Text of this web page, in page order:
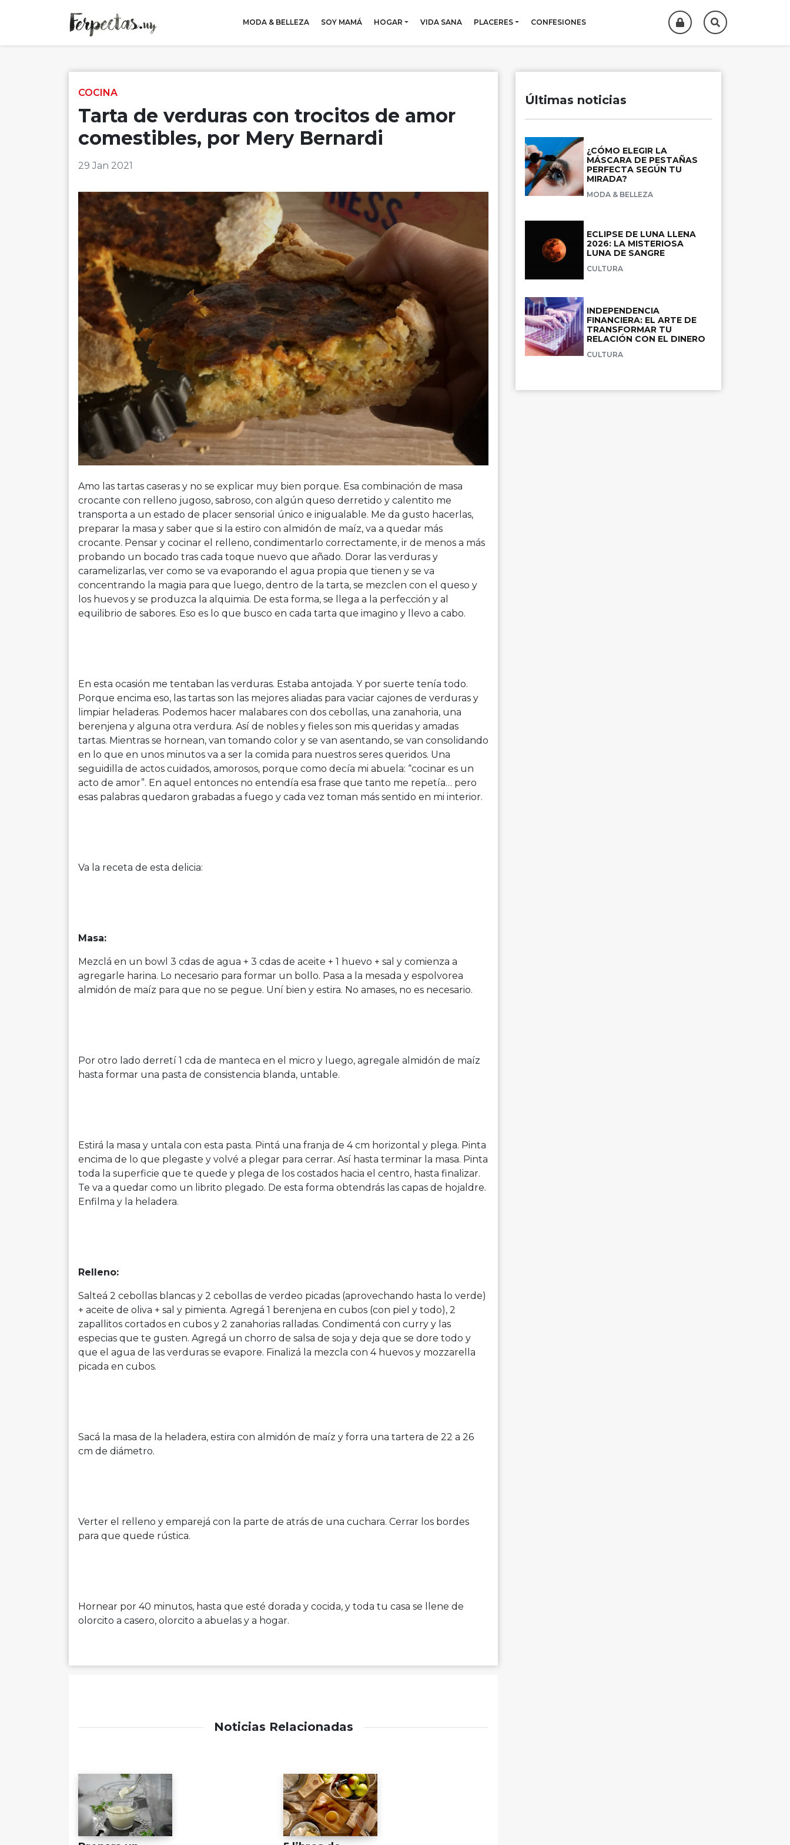
MODA & BELLEZA SOY MAMÁ HOGAR VIDA SANA PLACERES CONFESIONES
COCINA
Tarta de verduras con trocitos de amor
comestibles, por Mery Bernardi
29 Jan 2021
Amo las tartas caseras y no se explicar muy bien porque. Esa combinación de masa
crocante con relleno jugoso, sabroso, con algún queso derretido y calentito me
transporta a un estado de placer sensorial único e inigualable. Me da gusto hacerlas,
preparar la masa y saber que si la estiro con almidón de maíz, va a quedar más
crocante. Pensar y cocinar el relleno, condimentarlo correctamente, ir de menos a más
probando un bocado tras cada toque nuevo que añado. Dorar las verduras y
caramelizarlas, ver como se va evaporando el agua propia que tienen y se va
concentrando la magia para que luego, dentro de la tarta, se mezclen con el queso y
los huevos y se produzca la alquimia. De esta forma, se llega a la perfección y al
equilibrio de sabores. Eso es lo que busco en cada tarta que imagino y llevo a cabo.
En esta ocasión me tentaban las verduras. Estaba antojada. Y por suerte tenía todo.
Porque encima eso, las tartas son las mejores aliadas para vaciar cajones de verduras y
limpiar heladeras. Podemos hacer malabares con dos cebollas, una zanahoria, una
berenjena y alguna otra verdura. Así de nobles y fieles son mis queridas y amadas
tartas. Mientras se hornean, van tomando color y se van asentando, se van consolidando
en lo que en unos minutos va a ser la comida para nuestros seres queridos. Una
seguidilla de actos cuidados, amorosos, porque como decía mi abuela: “cocinar es un
acto de amor”. En aquel entonces no entendía esa frase que tanto me repetía… pero
esas palabras quedaron grabadas a fuego y cada vez toman más sentido en mi interior.
Va la receta de esta delicia:
Masa:
Mezclá en un bowl 3 cdas de agua + 3 cdas de aceite + 1 huevo + sal y comienza a
agregarle harina. Lo necesario para formar un bollo. Pasa a la mesada y espolvorea
almidón de maíz para que no se pegue. Uní bien y estira. No amases, no es necesario.
Por otro lado derretí 1 cda de manteca en el micro y luego, agregale almidón de maíz
hasta formar una pasta de consistencia blanda, untable.
Estirá la masa y untala con esta pasta. Pintá una franja de 4 cm horizontal y plega. Pinta
encima de lo que plegaste y volvé a plegar para cerrar. Así hasta terminar la masa. Pinta
toda la superficie que te quede y plega de los costados hacia el centro, hasta finalizar.
Te va a quedar como un librito plegado. De esta forma obtendrás las capas de hojaldre.
Enfilma y la heladera.
Relleno:
Salteá 2 cebollas blancas y 2 cebollas de verdeo picadas (aprovechando hasta lo verde)
+ aceite de oliva + sal y pimienta. Agregá 1 berenjena en cubos (con piel y todo), 2
zapallitos cortados en cubos y 2 zanahorias ralladas. Condimentá con curry y las
especias que te gusten. Agregá un chorro de salsa de soja y deja que se dore todo y
que el agua de las verduras se evapore. Finalizá la mezcla con 4 huevos y mozzarella
picada en cubos.
Sacá la masa de la heladera, estira con almidón de maíz y forra una tartera de 22 a 26
cm de diámetro.
Verter el relleno y emparejá con la parte de atrás de una cuchara. Cerrar los bordes
para que quede rústica.
Hornear por 40 minutos, hasta que esté dorada y cocida, y toda tu casa se llene de
olorcito a casero, olorcito a abuelas y a hogar.
Noticias Relacionadas
Últimas noticias
¿CÓMO ELEGIR LA
MÁSCARA DE PESTAÑAS
PERFECTA SEGÚN TU
MIRADA?
MODA & BELLEZA
ECLIPSE DE LUNA LLENA
2026: LA MISTERIOSA
LUNA DE SANGRE
CULTURA
INDEPENDENCIA
FINANCIERA: EL ARTE DE
TRANSFORMAR TU
RELACIÓN CON EL DINERO
CULTURA